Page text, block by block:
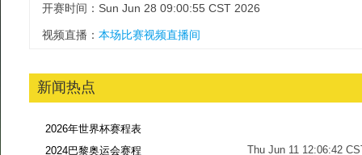
开赛时间：Sun Jun 28 09:00:55 CST 2026
视频直播： 本场比赛视频直播间
新闻热点
2026年世界杯赛程表
Thu Jun 11 12:06:42
2024巴黎奥运会赛程